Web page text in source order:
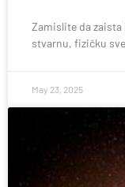
Zamislite da zaista
stvarnu, fizičku
May 23, 2025